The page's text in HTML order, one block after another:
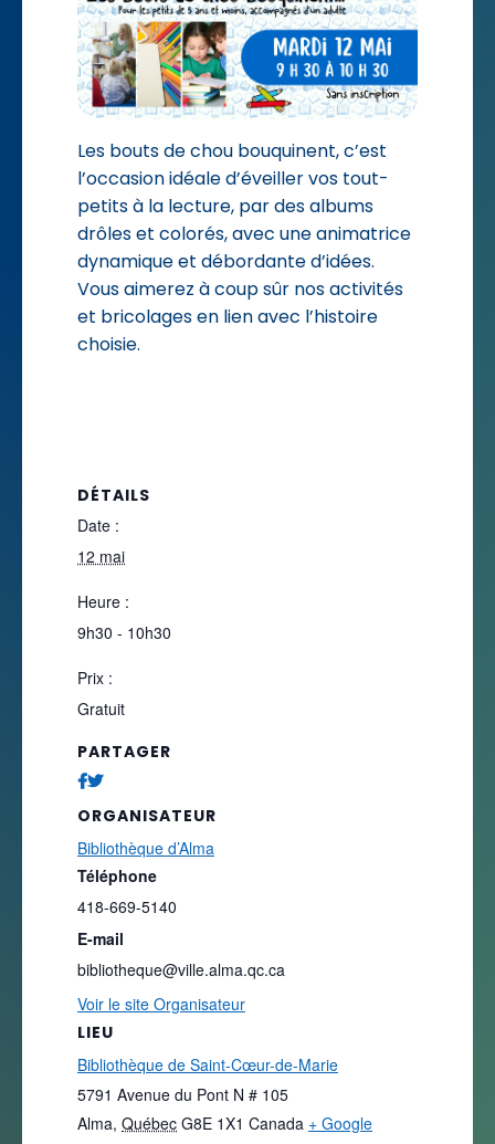
Les bouts de chou bouquinent, c’est
l’occasion idéale d’éveiller vos tout-
petits à la lecture, par des albums
drôles et colorés, avec une animatrice
dynamique et débordante d’idées.
Vous aimerez à coup sûr nos activités
et bricolages en lien avec l’histoire
choisie.
DÉTAILS
Date :
12 mai
Heure :
9h30 - 10h30
Prix :
Gratuit
PARTAGER
LIEU
Bibliothèque de Saint-Cœur-de-Marie
5791 Avenue du Pont N # 105
Alma, Québec G8E 1X1 Canada + Google
ORGANISATEUR
Bibliothèque d’Alma
Téléphone
418-669-5140
E-mail
bibliotheque@ville.alma.qc.ca
Voir le site Organisateur